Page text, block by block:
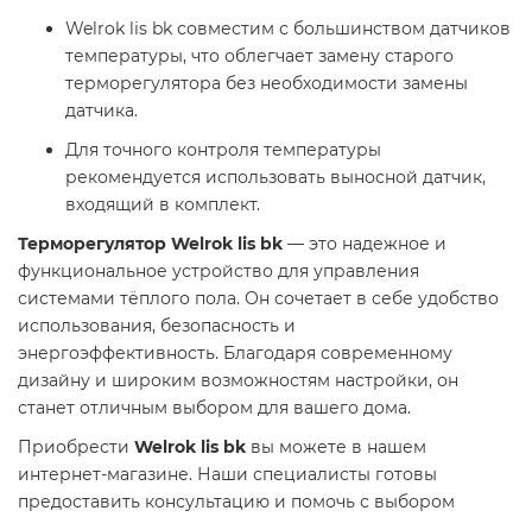
Welrok lis bk совместим с большинством датчиков
температуры, что облегчает замену старого
терморегулятора без необходимости замены
датчика.
Для точного контроля температуры
рекомендуется использовать выносной датчик,
входящий в комплект.​
Терморегулятор Welrok lis bk — это надежное и
функциональное устройство для управления
системами тёплого пола. Он сочетает в себе удобство
использования, безопасность и
энергоэффективность. Благодаря современному
дизайну и широким возможностям настройки, он
станет отличным выбором для вашего дома.​
Приобрести Welrok lis bk вы можете в нашем
интернет-магазине. Наши специалисты готовы
предоставить консультацию и помочь с выбором